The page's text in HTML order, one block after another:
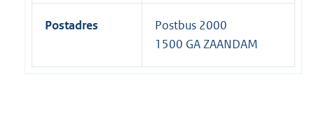
Postadres
Postbus 2000
1500 GA ZAANDAM